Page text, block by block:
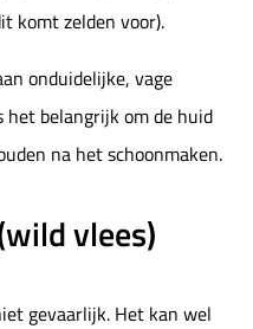
komt zelden voor).
onduidelijke, vage
het belangrijk om de huid
na het schoonmaken.
vlees)
gevaarlijk. Het kan wel